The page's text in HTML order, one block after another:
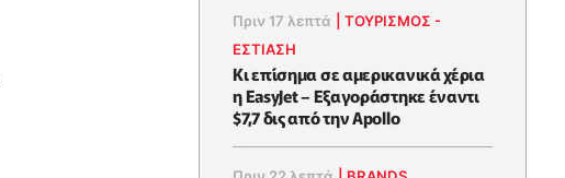
Πριν 17 λεπτά |ΤΟΥΡΙΣΜΟΣ -
ΕΣΤΙΑΣΗ
Κι επίσημα σε αμερικανικά χέρια
η EasyJet – Εξαγοράστηκε έναντι
$7,7 δις από την Apollo